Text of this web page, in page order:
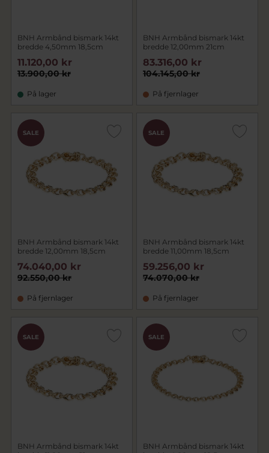
BNH Armbånd bismark 14kt
bredde 4,50mm 18,5cm
13.900,00 kr
11.120,00 kr
På lager
BNH Armbånd bismark 14kt
bredde 12,00mm 21cm
104.145,00 kr
83.316,00 kr
På fjernlager
SALE
BNH Armbånd bismark 14kt
bredde 12,00mm 18,5cm
92.550,00 kr
74.040,00 kr
På fjernlager
SALE
BNH Armbånd bismark 14kt
bredde 11,00mm 18,5cm
74.070,00 kr
59.256,00 kr
På fjernlager
SALE
BNH Armbånd bismark 14kt
SALE
BNH Armbånd bismark 14kt